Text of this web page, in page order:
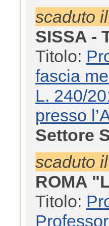
scaduto
SISSA -
Titolo:
fascia
L. 240/
presso
Settore
scaduto
ROMA
Titolo: